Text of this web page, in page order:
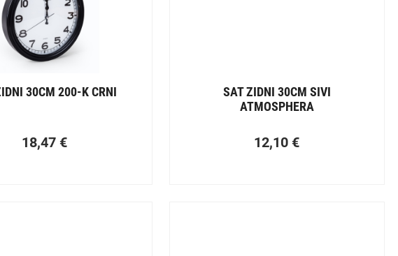
30CM 200-K CRNI
18,47 €
SAT ZIDNI 30CM SIVI
ATMOSPHERA
12,10 €